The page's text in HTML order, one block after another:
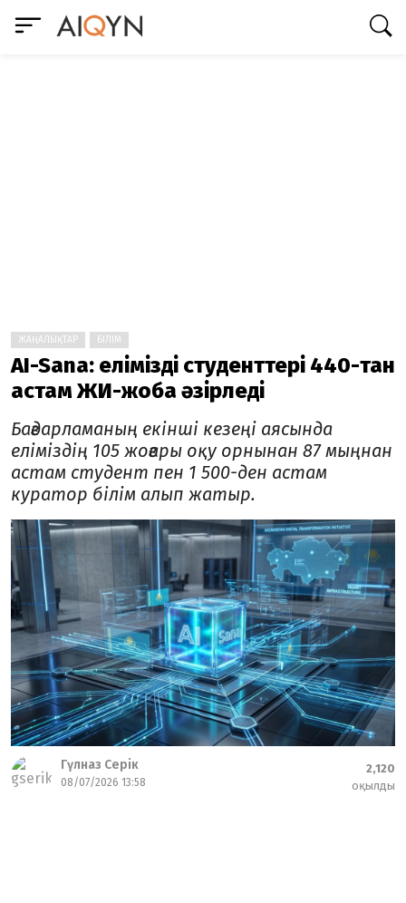
ЖАҢАЛЫҚТАР БІЛІМ
AI-Sana: еліміздің студенттері 440-тан
астам ЖИ-жоба әзірледі
Бағдарламаның екінші кезеңі аясында
еліміздің 105 жоғары оқу орнынан 87 мыңнан
астам студент пен 1 500-ден астам
куратор білім алып жатыр.
Гүлназ Серік
08/07/2026 13:58
2,120
оқылды